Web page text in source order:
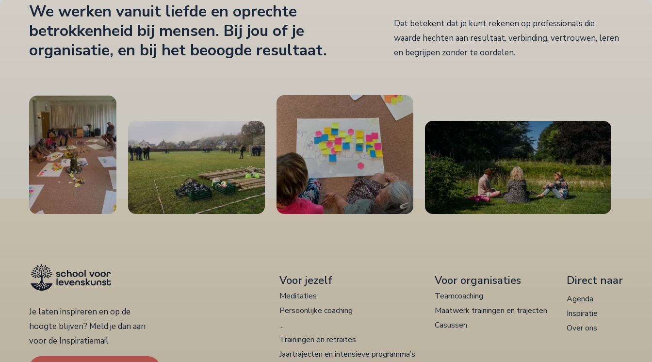
We werken vanuit liefde en oprechte
betrokkenheid bij mensen. Bij jou of je
organisatie, en bij het beoogde resultaat.
Dat betekent dat je kunt rekenen op professionals die
waarde hechten aan resultaat, verbinding, vertrouwen, leren
en begrijpen zonder te oordelen.
Je laten inspireren en op de
hoogte blijven? Meld je dan aan
voor de Inspiratiemail
Voor jezelf
Meditaties
Persoonlijke coaching
...
Trainingen en retraites
Jaartrajecten en intensieve programma’s
Voor organisaties
Teamcoaching
Maatwerk trainingen en trajecten
Casussen
Direct naar
Agenda
Inspiratie
Over ons